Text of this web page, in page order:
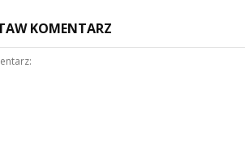
KOMENTARZ